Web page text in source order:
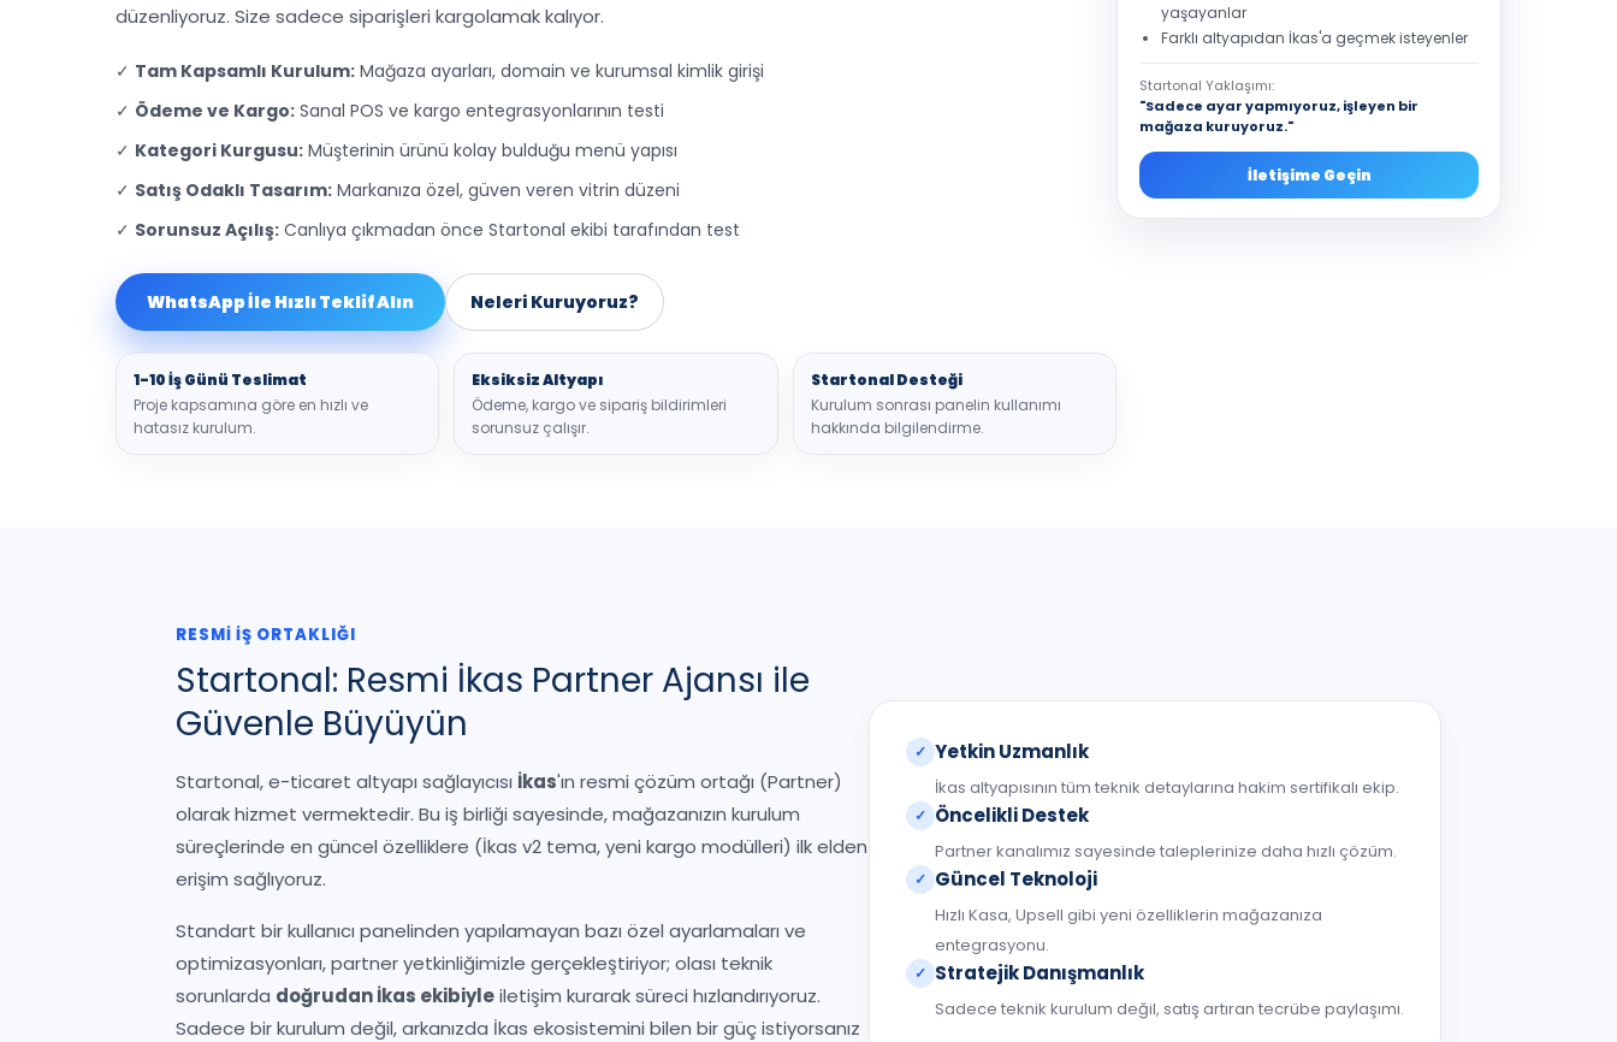
düzenliyoruz. Size sadece siparişleri kargolamak kalıyor.
✓ Tam Kapsamlı Kurulum: Mağaza ayarları, domain ve kurumsal kimlik girişi
✓ Ödeme ve Kargo: Sanal POS ve kargo entegrasyonlarının testi
✓ Kategori Kurgusu: Müşterinin ürünü kolay bulduğu menü yapısı
✓ Satış Odaklı Tasarım: Markanıza özel, güven veren vitrin düzeni
✓ Sorunsuz Açılış: Canlıya çıkmadan önce Startonal ekibi tarafından test
WhatsApp İle Hızlı Teklif Alın Neleri Kuruyoruz?
1-10 İş Günü Teslimat
Proje kapsamına göre en hızlı ve
hatasız kurulum.
Eksiksiz Altyapı
Ödeme, kargo ve sipariş bildirimleri
sorunsuz çalışır.
Startonal Desteği
Kurulum sonrası panelin kullanımı
hakkında bilgilendirme.
yaşayanlar
Farklı altyapıdan İkas'a geçmek isteyenler
Startonal Yaklaşımı:
"Sadece ayar yapmıyoruz, işleyen bir
mağaza kuruyoruz."
İletişime Geçin
RESMİ İŞ ORTAKLIĞI
Startonal: Resmi İkas Partner Ajansı ile
Güvenle Büyüyün
Startonal, e-ticaret altyapı sağlayıcısı İkas'ın resmi çözüm ortağı (Partner)
olarak hizmet vermektedir. Bu iş birliği sayesinde, mağazanızın kurulum
süreçlerinde en güncel özelliklere (İkas v2 tema, yeni kargo modülleri) ilk elden
erişim sağlıyoruz.
Standart bir kullanıcı panelinden yapılamayan bazı özel ayarlamaları ve
optimizasyonları, partner yetkinliğimizle gerçekleştiriyor; olası teknik
sorunlarda doğrudan İkas ekibiyleiletişim kurarak süreci hızlandırıyoruz.
Sadece bir kurulum değil, arkanızda İkas ekosistemini bilen bir güç istiyorsanız
✓ Yetkin Uzmanlık
İkas altyapısının tüm teknik detaylarına hakim sertifikalı ekip.
✓ Öncelikli Destek
Partner kanalımız sayesinde taleplerinize daha hızlı çözüm.
✓ Güncel Teknoloji
Hızlı Kasa, Upsell gibi yeni özelliklerin mağazanıza
entegrasyonu.
✓ Stratejik Danışmanlık
Sadece teknik kurulum değil, satış artıran tecrübe paylaşımı.